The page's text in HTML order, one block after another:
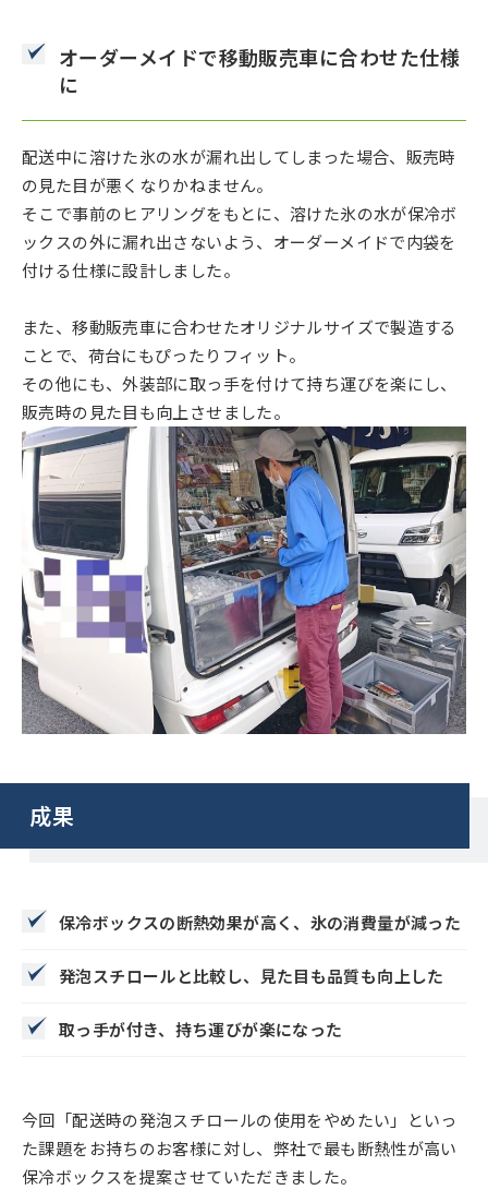
オーダーメイドで移動販売車に合わせた仕様
に
配送中に溶けた氷の水が漏れ出してしまった場合、販売時
の見た目が悪くなりかねません。
そこで事前のヒアリングをもとに、溶けた氷の水が保冷ボ
ックスの外に漏れ出さないよう、オーダーメイドで内袋を
付ける仕様に設計しました。
また、移動販売車に合わせたオリジナルサイズで製造する
ことで、荷台にもぴったりフィット。
その他にも、外装部に取っ手を付けて持ち運びを楽にし、
販売時の見た目も向上させました。
成果
保冷ボックスの断熱効果が高く、氷の消費量が減った
発泡スチロールと比較し、見た目も品質も向上した
取っ手が付き、持ち運びが楽になった
今回「配送時の発泡スチロールの使用をやめたい」といっ
た課題をお持ちのお客様に対し、弊社で最も断熱性が高い
保冷ボックスを提案させていただきました。